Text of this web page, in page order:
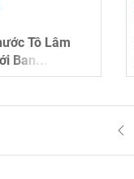
Tô Lâm
Ban...